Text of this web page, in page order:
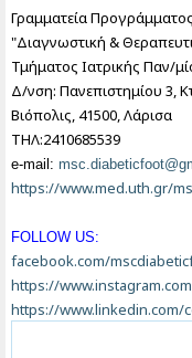
Γραμματεία
"Διαγνωστική &
Τμήματος Ιατρικής Παν/
Δ/νση: Πανεπιστημίου 3,
Βιόπολις, 41500, Λάρισα
ΤΗΛ:2410685539
e-mail:
https://www.med.uth.gr/
FOLLOW US:
facebook.com/
https://
https://www.linkedin.com/